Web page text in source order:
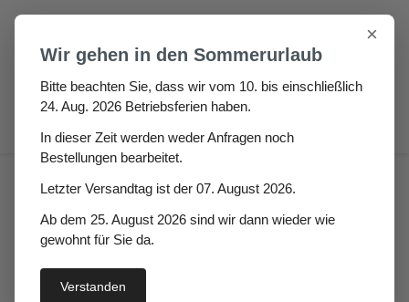
Zum Hauptinhalt springen
Demofo Hö: 3mm, Br:
980mm Zellkautschuk Rolle
Bildergalerie überspringen
×
Wir gehen in den Sommerurlaub
Bitte beachten Sie, dass wir vom 10. bis einschließlich
24. Aug. 2026 Betriebsferien haben.
In dieser Zeit werden weder Anfragen noch
Bestellungen bearbeitet.
Letzter Versandtag ist der 07. August 2026.
Ab dem 25. August 2026 sind wir dann wieder wie
gewohnt für Sie da.
Verstanden